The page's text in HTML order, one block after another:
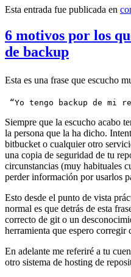
Esta entrada fue publicada en
6 motivos por los
de backup
Esta es una frase que escucho
“Yo tengo backup de mi
Siempre que la escucho acabo
la persona que la ha dicho.
bitbucket o cualquier otro
una copia de seguridad de tu
circunstancias (muy habituales
perder información por usarlos
Esto desde el punto de vista
normal es que detrás de esta
correcto de git o un
herramienta que espero corregir
En adelante me referiré a tu
otro sistema de hosting de